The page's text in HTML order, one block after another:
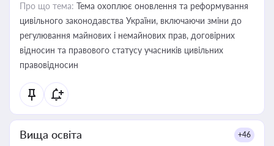
Про що тема: Тема охоплює оновлення та реформування
цивільного законодавства України, включаючи зміни до
регулювання майнових і немайнових прав, договірних
відносин та правового статусу учасників цивільних
правовідносин
Вища освіта +46